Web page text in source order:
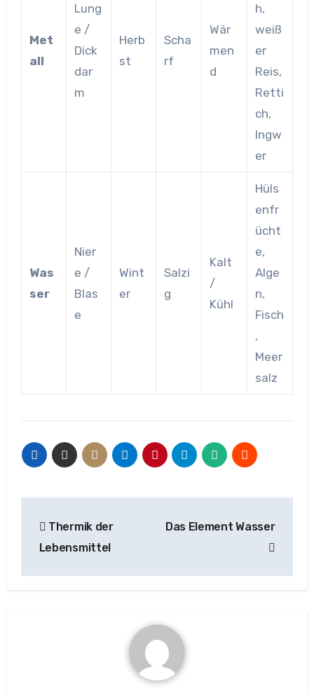
Met
all
Lung
e /
Dick
dar
m
Herb
st
Scha
rf
Wär
men
d
h,
weiß
er
Reis,
Retti
ch,
Ingw
er
Was
ser
Nier
e /
Blas
e
Wint
er
Salzi
g
Kalt
/
Kühl
Hüls
enfr
ücht
e,
Alge
n,
Fisch
,
Meer
salz
Thermik der
Lebensmittel
Das Element Wasser